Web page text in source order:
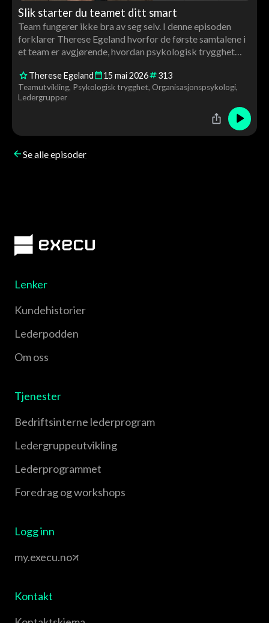
Slik starter du teamet ditt smart
Team fungerer ikke bra av seg selv. I denne episoden
forklarer Therese Egeland hvorfor de første samtalene i
et team er avgjørende, hvordan psykologisk trygghet
annerledes.
Therese Egeland 15 mai2026 313
Teamutvikling Psykologisk trygghet Organisasjonspsykologi
Ledergrupper
Se alle episoder
Lenker
Kundehistorier
Lederpodden
Om oss
Tjenester
Bedriftsinterne lederprogram
Leder­gruppe­utvikling
Leder­programmet
Foredrag og workshops
Logg inn
my.execu.no
Kontakt